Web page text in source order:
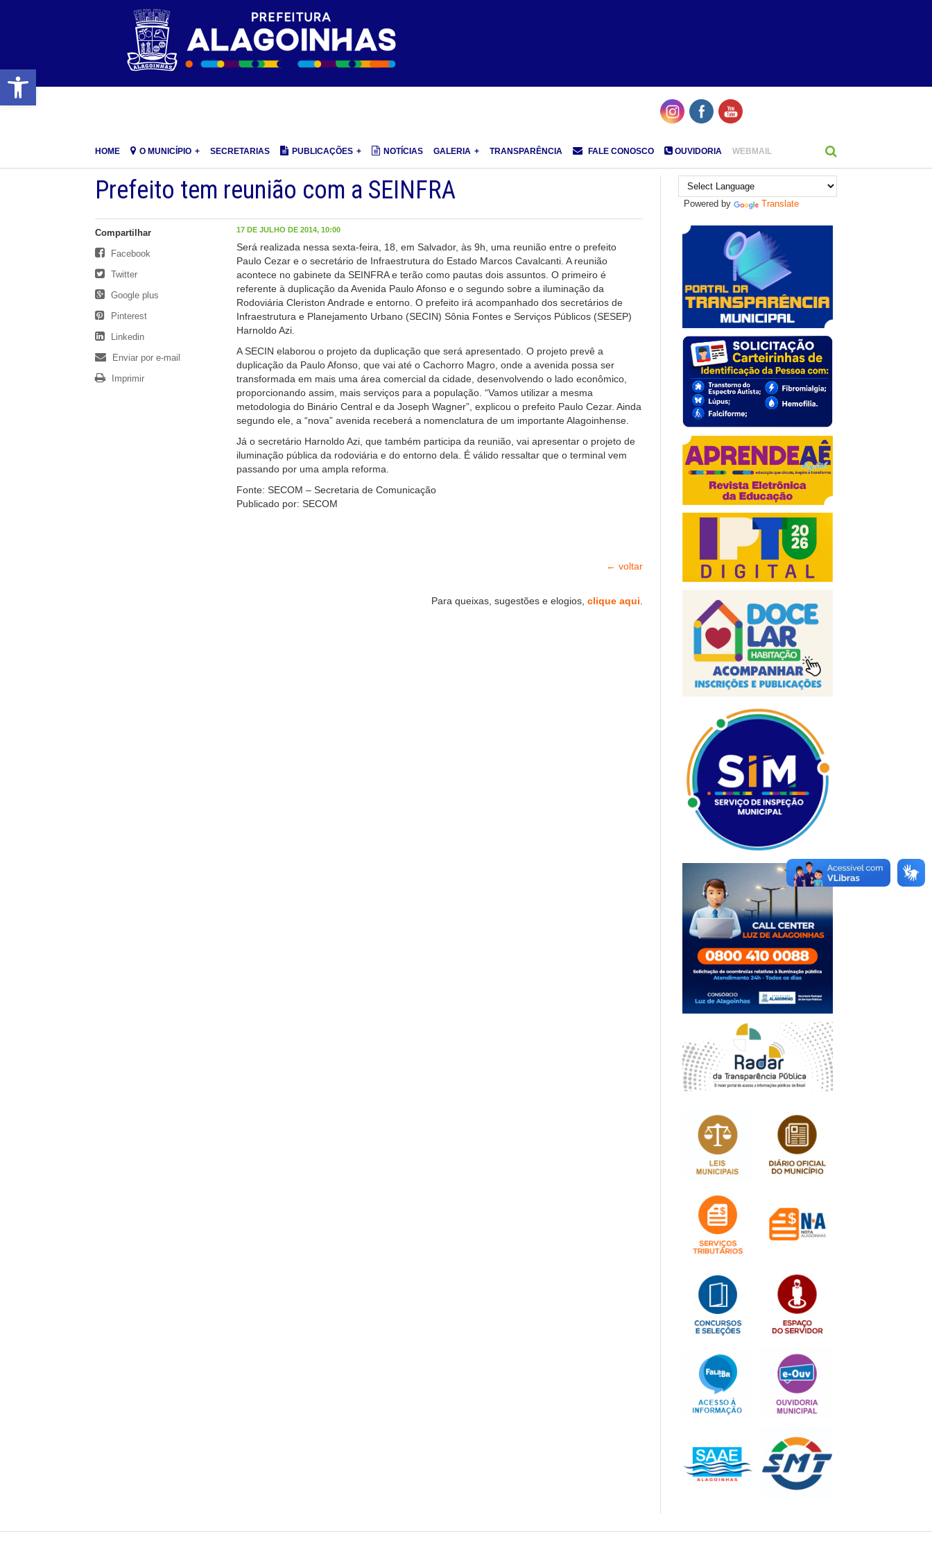
Barra de Ferramentas Aberta
HOME O MUNICÍPIO SECRETARIAS PUBLICAÇÕES NOTÍCIAS GALERIA TRANSPARÊNCIA FALE CONOSCO OUVIDORIA WEBMAIL
Prefeito tem reunião com a SEINFRA
17 DE JULHO DE 2014, 10:00
Será realizada nessa sexta-feira, 18, em Salvador, às 9h, uma reunião entre o prefeito
Paulo Cezar e o secretário de Infraestrutura do Estado Marcos Cavalcanti. A reunião
acontece no gabinete da SEINFRA e terão como pautas dois assuntos. O primeiro é
referente à duplicação da Avenida Paulo Afonso e o segundo sobre a iluminação da
Rodoviária Cleriston Andrade e entorno. O prefeito irá acompanhado dos secretários de
Infraestrutura e Planejamento Urbano (SECIN) Sônia Fontes e Serviços Públicos (SESEP)
Harnoldo Azi.
A SECIN elaborou o projeto da duplicação que será apresentado. O projeto prevê a
duplicação da Paulo Afonso, que vai até o Cachorro Magro, onde a avenida possa ser
transformada em mais uma área comercial da cidade, desenvolvendo o lado econômico,
proporcionando assim, mais serviços para a população. “Vamos utilizar a mesma
metodologia do Binário Central e da Joseph Wagner”, explicou o prefeito Paulo Cezar. Ainda
segundo ele, a “nova” avenida receberá a nomenclatura de um importante Alagoinhense.
Já o secretário Harnoldo Azi, que também participa da reunião, vai apresentar o projeto de
iluminação pública da rodoviária e do entorno dela. É válido ressaltar que o terminal vem
passando por uma ampla reforma.
Fonte: SECOM – Secretaria de Comunicação
Publicado por: SECOM
← voltar
Para queixas, sugestões e elogios, clique aqui.
Compartilhar
Facebook
Twitter
Google plus
Pinterest
Linkedin
Enviar por e-mail
Imprimir
Powered by Translate